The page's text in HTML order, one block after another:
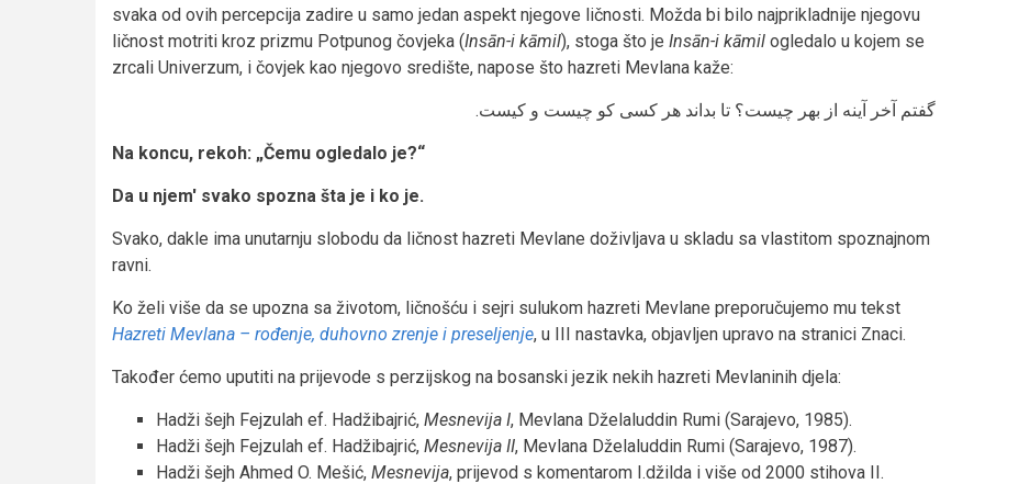
svaka od ovih percepcija zadire u samo jedan aspekt njegove ličnosti. Možda bi bilo najprikladnije njegovu
ličnost motriti kroz prizmu Potpunog čovjeka (Insān-i kāmil), stoga što je Insān-i kāmil ogledalo u kojem se
zrcali Univerzum, i čovjek kao njegovo središte, napose što hazreti Mevlana kaže:
گفتم آخر آینه از بهر چیست؟ تا بداند هر کسی کو چیست و کیست.
Na koncu, rekoh: „Čemu ogledalo je?“
Da u njem' svako spozna šta je i ko je.
Svako, dakle ima unutarnju slobodu da ličnost hazreti Mevlane doživljava u skladu sa vlastitom spoznajnom
ravni.
Ko želi više da se upozna sa životom, ličnošću i sejri sulukom hazreti Mevlane preporučujemo mu tekst
Hazreti Mevlana – rođenje, duhovno zrenje i preseljenje, u III nastavka, objavljen upravo na stranici Znaci.
Također ćemo uputiti na prijevode s perzijskog na bosanski jezik nekih hazreti Mevlaninih djela:
Hadži šejh Fejzulah ef. Hadžibajrić, Mesnevija I, Mevlana Dželaluddin Rumi (Sarajevo, 1985).
Hadži šejh Fejzulah ef. Hadžibajrić, Mesnevija II, Mevlana Dželaluddin Rumi (Sarajevo, 1987).
Hadži šejh Ahmed O. Mešić, Mesnevija, prijevod s komentarom I.džilda i više od 2000 stihova II.